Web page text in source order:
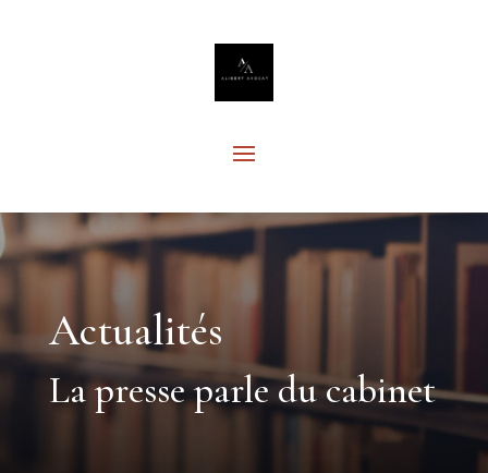
Actualités
La presse parle du cabinet